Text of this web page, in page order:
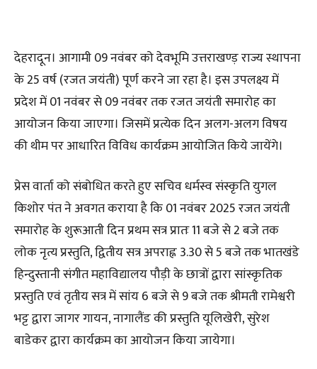
देहरादून। आगामी 09 नवंबर को देवभूमि उत्तराखण्ड़ राज्य स्थापना
के 25 वर्ष (रजत जयंती) पूर्ण करने जा रहा है। इस उपलक्ष्य में
प्रदेश में 01 नवंबर से 09 नवंबर तक रजत जयंती समारोह का
आयोजन किया जाएगा। जिसमें प्रत्येक दिन अलग-अलग विषय
की थीम पर आधारित विविध कार्यक्रम आयोजित किये जायेंगे।
प्रेस वार्ता को संबोधित करते हुए सचिव धर्मस्व संस्कृति युगल
किशोर पंत ने अवगत कराया है कि 01 नवंबर 2025 रजत जयंती
समारोह के शुरूआती दिन प्रथम सत्र प्रातः 11 बजे से 2 बजे तक
लोक नृत्य प्रस्तुति, द्वितीय सत्र अपराह्न 3.30 से 5 बजे तक भातखंडे
हिन्दुस्तानी संगीत महाविद्यालय पौड़ी के छात्रों द्वारा सांस्कृतिक
प्रस्तुति एवं तृतीय सत्र में सांय 6 बजे से 9 बजे तक श्रीमती रामेश्वरी
भट्ट द्वारा जागर गायन, नागालैंड की प्रस्तुति यूलिखेरी, सुरेश
बाडेकर द्वारा कार्यक्रम का आयोजन किया जायेगा।